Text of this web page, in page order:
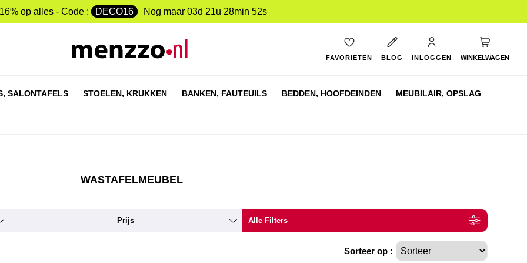
op alles - Code : DECO16 Nog maar 03d 21u 28min 52s
FAVORIETEN BLOG INLOGGEN WINKELWAGEN
SALONTAFELS STOELEN, KRUKKEN BANKEN, FAUTEUILS BEDDEN, HOOFDEINDEN MEUBILAIR, OPSLAG
WASTAFELMEUBEL
Prijs Alle Filters
Sorteer op :